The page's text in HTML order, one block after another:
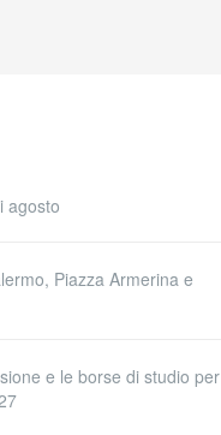
agosto
Piazza Armerina e
e le borse di studio per